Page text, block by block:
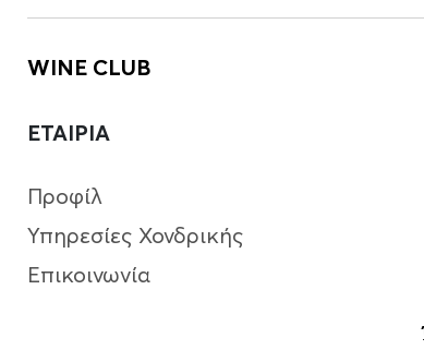
WINE CLUB
ΕΤΑΙΡΙΑ
Προφίλ
Υπηρεσίες Χονδρικής
Επικοινωνία